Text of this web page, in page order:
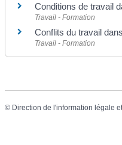
Conditions de travail
Travail - Formation
Conflits du travail
Travail - Formation
© Direction de l'information légale